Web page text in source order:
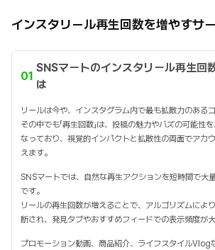
インスタリール再生回数を増やすサ
01
SNSマートのインスタリール再生回
は
リールは今や、インスタグラム内で最も拡散力のある
その中でも「再生回数」は、投稿の魅力やバズの可能性
なっており、視覚的インパクトと拡散性の両面でアカ
えます。
SNSマートでは、自然な再生アクションを短時間で大
です。
リールの再生回数が増えることで、アルゴリズムにより
断され、発見タブやおすすめフィードでの表示頻度が
プロモーション動画、商品紹介、ライフスタイルVlog